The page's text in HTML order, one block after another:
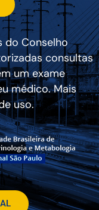
do Conselho
consultas
um exame
médico. Mais
uso.